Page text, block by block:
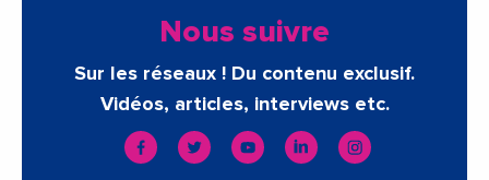
Nous suivre
Sur les réseaux ! Du contenu exclusif.
Vidéos, articles, interviews etc.